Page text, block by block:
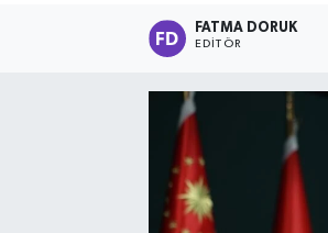
FATMA DORUK
EDITÖR